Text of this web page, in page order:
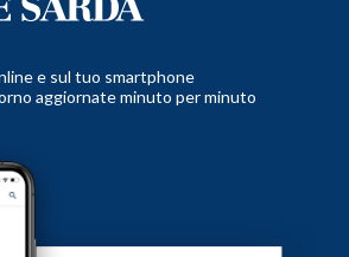
e sul tuo smartphone
aggiornate minuto per minuto